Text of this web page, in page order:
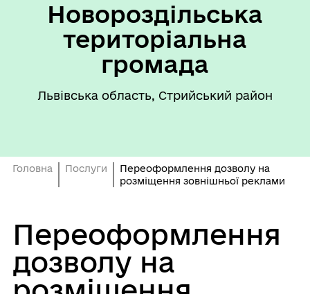
Новороздільська
територіальна
громада
Львівська область, Стрийський район
Головна Послуги
Переоформлення дозволу на
розміщення зовнішньої реклами
Переоформлення
дозволу на